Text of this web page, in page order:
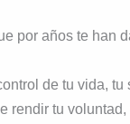
por años te han
de tu vida, tu
rendir tu